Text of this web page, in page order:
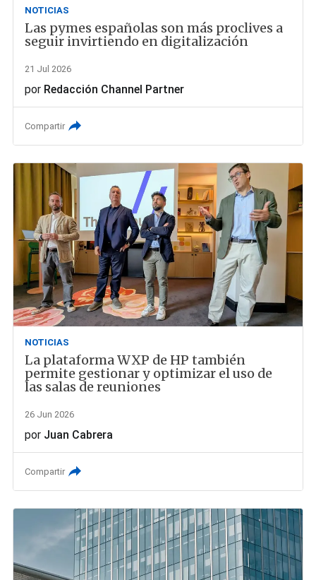
NOTICIAS
Las pymes españolas son más proclives a
seguir invirtiendo en digitalización
21 Jul 2026
por Redacción Channel Partner
Compartir
NOTICIAS
La plataforma WXP de HP también
permite gestionar y optimizar el uso de
las salas de reuniones
26 Jun 2026
por Juan Cabrera
Compartir